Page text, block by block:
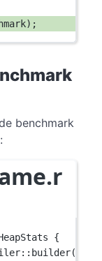
);
benchmark
{
:: builder()